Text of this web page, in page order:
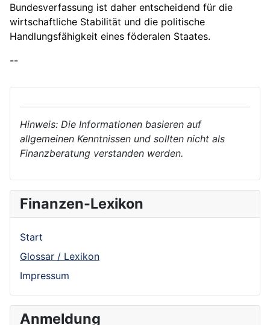
Bundesverfassung ist daher entscheidend für die
wirtschaftliche Stabilität und die politische
Handlungsfähigkeit eines föderalen Staates.
--
Hinweis: Die Informationen basieren auf
allgemeinen Kenntnissen und sollten nicht als
Finanzberatung verstanden werden.
Finanzen-Lexikon
Start
Glossar / Lexikon
Impressum
Anmeldung